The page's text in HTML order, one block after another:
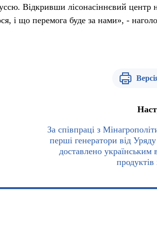
Відкривши лісонасіннєвий центр
і що перемога буде за нами», -
За співпраці з
перші генератори від
доставлено українським